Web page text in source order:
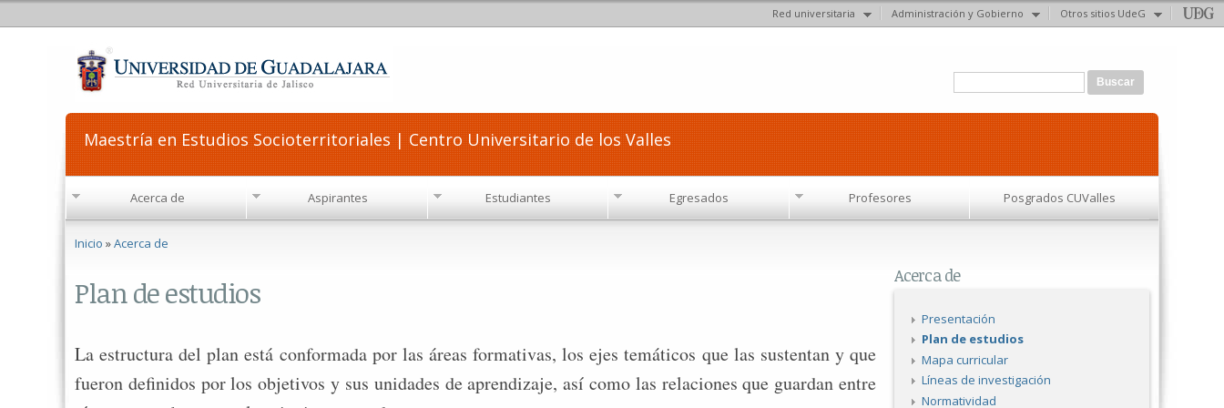
Red universitaria Administración y Gobierno Otros sitios UdeG
Formulario de búsqueda
Maestría en Estudios Socioterritoriales | Centro Universitario de los Valles
Acerca de Aspirantes Estudiantes Egresados Profesores Posgrados CUValles
Inicio »Acerca de
Plan de estudios
La estructura del plan está conformada por las áreas formativas, los ejes temáticos que las sustentan y que
fueron definidos por los objetivos y sus unidades de aprendizaje, así como las relaciones que guardan entre
Acerca de
Presentación
Plan de estudios
Mapa curricular
Líneas de investigación
Normatividad